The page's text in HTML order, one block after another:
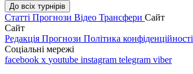
До всіх турнірів
Статті Прогнози Відео Трансфери Сайт
Сайт
Редакція Прогнози Політика конфіденційності
Соціальні мережі
facebook x youtube instagram telegram viber